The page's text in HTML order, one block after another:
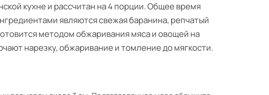
кухне и рассчитан на 4 порции. Общее время
являются свежая баранина, репчатый
методом обжаривания мяса и овощей на
нарезку, обжаривание и томление до мягкости.